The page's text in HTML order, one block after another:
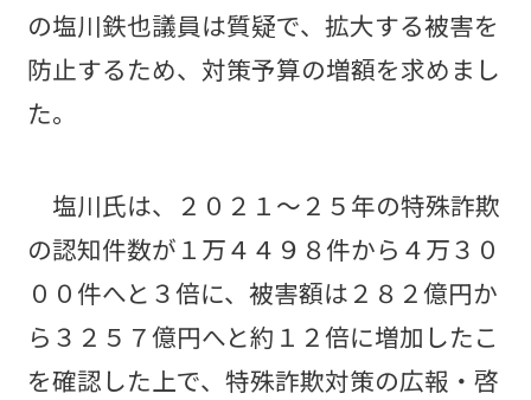
の塩川鉄也議員は質疑で、拡大する被害を
防止するため、対策予算の増額を求めまし
た。
塩川氏は、２０２１～２５年の特殊詐欺
の認知件数が１万４４９８件から４万３０
００件へと３倍に、被害額は２８２億円か
ら３２５７億円へと約１２倍に増加したこ
を確認した上で、特殊詐欺対策の広報・啓